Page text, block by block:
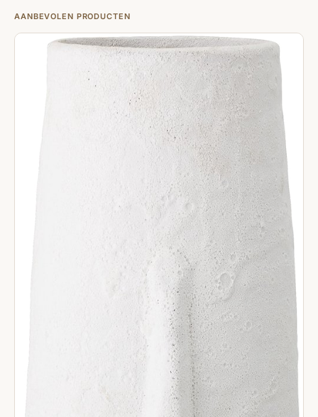
AANBEVOLEN PRODUCTEN